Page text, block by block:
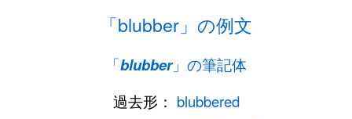
「blubber」の例文
「blubber」の筆記体
過去形： blubbered